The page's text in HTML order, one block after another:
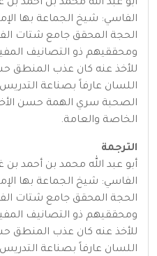
أبو عبد الله محمد بن أحمد بن
الفاسي: شيخ الجماعة بها
الحجة المحقق جامع شتات
ومحققيهم ذو التصانيف
للأخذ عنه كان عذب المنطق
اللسان عارفاً بصناعة
الصحبة سري الهمة حسن
الخاصة والعامة.
الترجمة
أبو عبد الله محمد بن أحمد بن
الفاسي: شيخ الجماعة بها
الحجة المحقق جامع شتات
ومحققيهم ذو التصانيف
للأخذ عنه كان عذب المنطق
اللسان عارفاً بصناعة